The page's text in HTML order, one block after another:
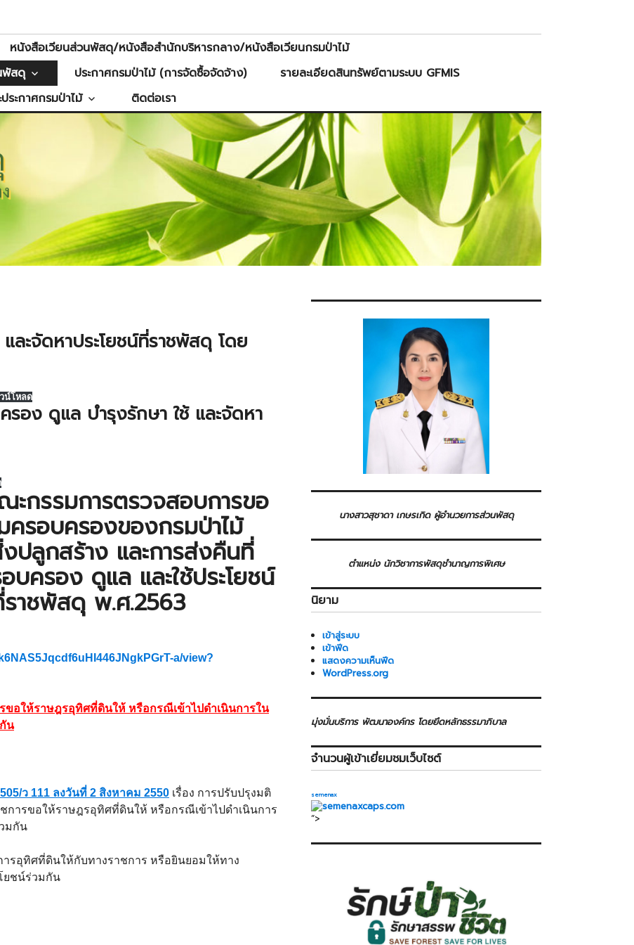
หนังสือเวียนส่วนพัสดุ/หนังสือสำนักบริหารกลาง/หนังสือเวียนกรมป่าไม้
พัสดุ
ประกาศกรมป่าไม้ (การจัดซื้อจัดจ้าง)
รายละเอียดสินทรัพย์ตามระบบ GFMIS
ระกาศกรมป่าไม้ ติดต่อเรา
ละจัดหาประโยชน์ที่ราชพัสดุ โดย
น์โหลด
รอง ดูแล บำรุงรักษา ใช้ และจัดหา
กรรมการตรวจสอบการขอ
ครอบครองของกรมป่าไม้
ปลูกสร้าง และการส่งคืนที่
ครอง ดูแล และใช้ประโยชน์
ราชพัสดุ พ.ศ.2563
a/view?
อให้ราษฎรอุทิศที่ดินให้ หรือกรณีเข้าไปดำเนินการใน
น
ว 111 ลงวันที่ 2 สิงหาคม 2550 เรื่อง การปรับปรุงมติ
ารขอให้ราษฎรอุทิศที่ดินให้ หรือกรณีเข้าไปดำเนินการ
มกัน
ารอุทิศที่ดินให้กับทางราชการ หรือยินยอมให้ทาง
ยชน์ร่วมกัน
นางสาวสุชาดา เกษรเกิด ผู้อำนวยการส่วนพัสดุ
ตำแหน่ง นักวิชาการพัสดุชำนาญการพิเศษ
นิยาม
เข้าสู่ระบบ
เข้าฟีด
แสดงความเห็นฟีด
WordPress.org
มุ่งมั่นบริการ พัฒนาองค์กร โดยยึดหลักธรรมาภิบาล
จำนวนผู้เข้าเยี่ยมชมเว็บไซต์
semenax
“>